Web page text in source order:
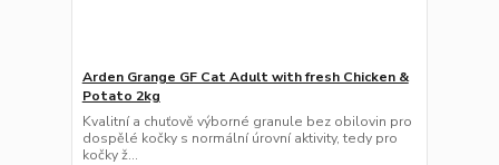
Arden Grange GF Cat Adult with fresh Chicken &
Potato 2kg
Kvalitní a chuťově výborné granule bez obilovin pro
dospělé kočky s normální úrovní aktivity, tedy pro
kočky ž...